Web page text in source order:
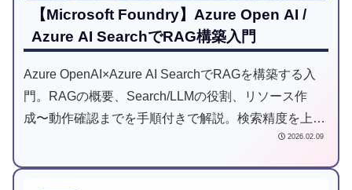
【Microsoft Foundry】Azure Open AI /
Azure AI SearchでRAG構築入門
Azure OpenAI×Azure AI SearchでRAGを構築する入
門。RAGの概要、Search/LLMの役割、リソース作
成〜動作確認までを手順付きで解説。検索精度を上げ
2026.02.09